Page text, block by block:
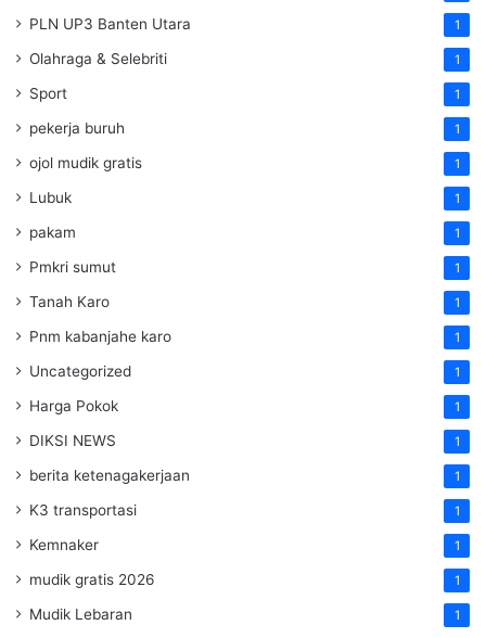
PLN UP3 Banten Utara 1
Olahraga & Selebriti 1
Sport 1
pekerja buruh 1
ojol mudik gratis 1
Lubuk 1
pakam 1
Pmkri sumut 1
Tanah Karo 1
Pnm kabanjahe karo 1
Uncategorized 1
Harga Pokok 1
DIKSI NEWS 1
berita ketenagakerjaan 1
K3 transportasi 1
Kemnaker 1
mudik gratis 2026 1
Mudik Lebaran 1